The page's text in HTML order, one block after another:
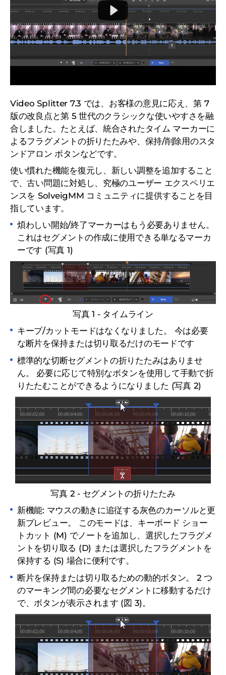
Video Splitter 7.3 では、お客様の意見に応え、第 7
版の改良点と第 5 世代のクラシックな使いやすさを融
合しました。たとえば、統合されたタイム マーカーに
よるフラグメントの折りたたみや、保持/削除用のスタ
ンドアロン ボタンなどです。
使い慣れた機能を復元し、新しい調整を追加すること
で、古い問題に対処し、究極のユーザー エクスペリエ
ンスを SolveigMM コミュニティに提供することを目
指しています。
煩わしい開始/終了マーカーはもう必要ありません。
これはセグメントの作成に使用できる単なるマーカ
ーです (写真 1)
写真 1 - タイムライン
キープ/カットモードはなくなりました。
今は必要
な断片を保持または切り取るだけのモードです
標準的な切断セグメントの折りたたみはありませ
ん。
必要に応じて特別なボタンを使用して手動で折
りたたむことができるようになりました (写真 2)
写真 2 - セグメントの折りたたみ
新機能: マウスの動きに追従する灰色のカーソルと更
新プレビュー。
このモードは、キーボード ショー
トカット (M) でノートを追加し、選択したフラグメ
ントを切り取る (D) または選択したフラグメントを
保持する (S) 場合に便利です。
断片を保持または切り取るための動的ボタン。
2 つ
のマーキング間の必要なセグメントに移動するだけ
で、ボタンが表示されます (図 3)。